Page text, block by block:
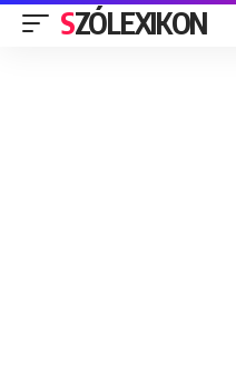
SZÓLEXIKON